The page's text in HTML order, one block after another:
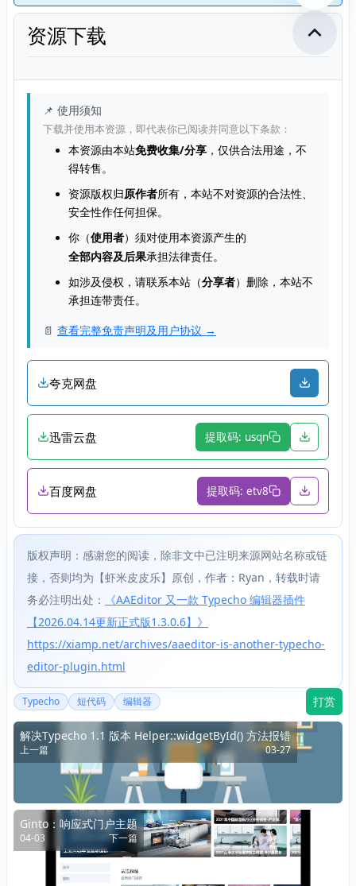
资源下载
📌 使用须知
下载并使用本资源，即代表你已阅读并同意以下条款：
本资源由本站免费收集/分享 ，仅供合法用途，不
得转售。
资源版权归原作者所有，本站不对资源的合法性、
安全性作任何担保。
你（使用者）须对使用本资源产生的
全部内容及后果承担法律责任。
如涉及侵权，请联系本站（分享者）删除，本站不
承担连带责任。
📄 查看完整免责声明及用户协议 →
夸克网盘
迅雷云盘 提取码: usqn
百度网盘 提取码: etv8
版权声明：感谢您的阅读，除非文中已注明来源网站名称或链
接，否则均为【虾米皮皮乐】原创，作者：Ryan，转载时请
务必注明出处：
《AAEditor 又一款 Typecho 编辑器插件
【2026.04.14更新正式版1.3.0.6】》
https://xiamp.net/archives/aaeditor-is-another-typecho-
editor-plugin.html
Typecho 短代码 编辑器 打赏
解决Typecho 1.1 版本 Helper::widgetById() 方法报错
上一篇 03-27
Ginto：响应式门户主题
04-03 下一篇